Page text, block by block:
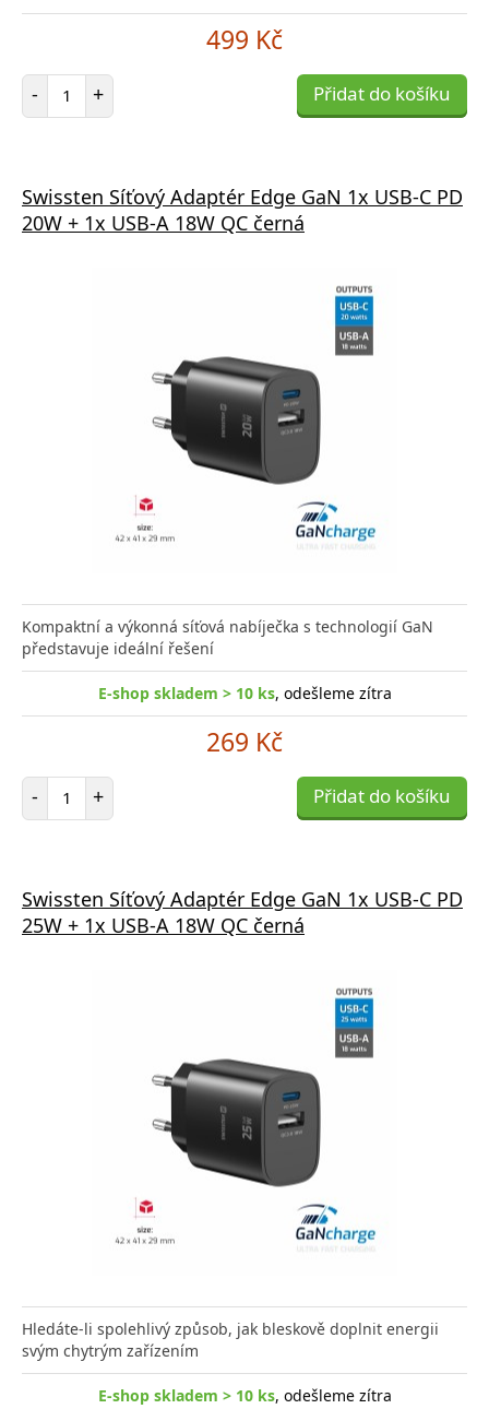
499 Kč
- Počet položek
+ Přidat do košíku
Swissten Síťový Adaptér Edge GaN 1x USB-C PD
20W + 1x USB-A 18W QC černá
Kompaktní a výkonná síťová nabíječka s technologií GaN
představuje ideální řešení
E-shop skladem > 10 ks, odešleme zítra
269 Kč
- Počet položek
+ Přidat do košíku
Swissten Síťový Adaptér Edge GaN 1x USB-C PD
25W + 1x USB-A 18W QC černá
Hledáte-li spolehlivý způsob, jak bleskově doplnit energii
svým chytrým zařízením
E-shop skladem > 10 ks, odešleme zítra